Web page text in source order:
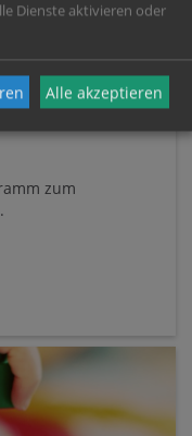
zum
Dienste aktivieren oder
Alle akzeptieren